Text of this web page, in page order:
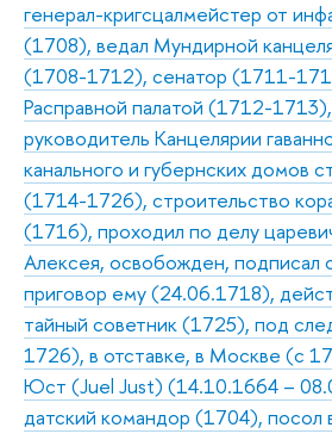
генерал-кригсцалмейстер от
(1708), ведал Мундирной
(1708-1712), сенатор (1711-
Расправной палатой (1712-1713),
руководитель Канцелярии
канального и губернских домов
(1714-1726), строительство
(1716), проходил по делу
Алексея, освобожден, подписал
приговор ему (24.06.1718),
тайный советник (1725), под
1726), в отставке, в Москве (с
Юст (Juel Just) (14.10.1664 –
датский командор (1704), посол